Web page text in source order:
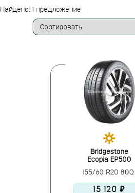
Найдено: 1 предложение
Bridgestone
Ecopia EP500
155/60 R20 80Q
15 120 ₽